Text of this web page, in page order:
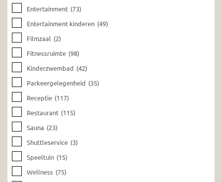
Entertainment (73)
Entertainment kinderen (49)
Filmzaal (2)
Fitnessruimte (98)
Kinderzwembad (42)
Parkeergelegenheid (35)
Receptie (117)
Restaurant (115)
Sauna (23)
Shuttleservice (3)
Speeltuin (15)
Wellness (75)